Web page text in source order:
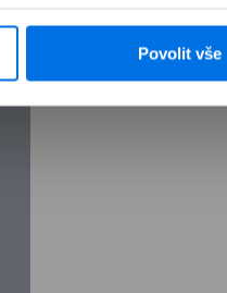
Povolit vše